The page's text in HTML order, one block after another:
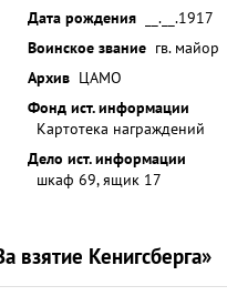
Дата рождения
__.__.1917
Воинское звание гв. майор
Архив ЦАМО
Фонд ист. информации
Картотека награждений
Дело ист. информации
шкаф 69, ящик 17
взятие Кенигсберга»